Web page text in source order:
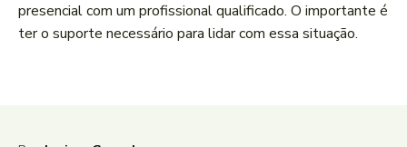
presencial com um profissional qualificado. O importante é
ter o suporte necessário para lidar com essa situação.